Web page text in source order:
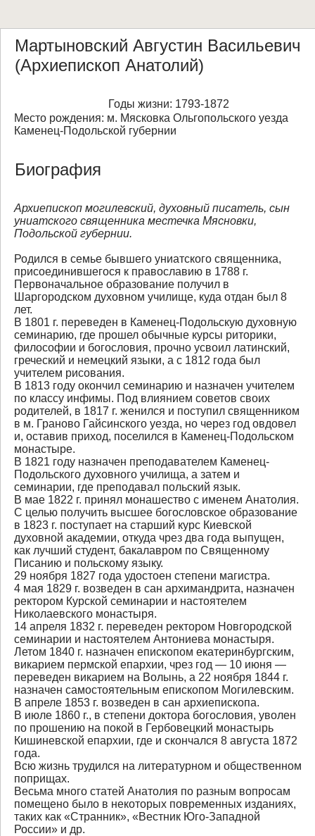
Мартыновский Августин Васильевич
(Архиепископ Анатолий)
Годы жизни: 1793-1872
Место рождения: м. Мясковка Ольгопольского уезда
Каменец-Подольской губернии
Биография
Архиепископ могилевский, духовный писатель, сын
униатского священника местечка Мясновки,
Подольской губернии.
Родился в семье бывшего униатского священника,
присоединившегося к православию в 1788 г.
Первоначальное образование получил в
Шаргородском духовном училище, куда отдан был 8
лет.
В 1801 г. переведен в Каменец-Подольскую духовную
семинарию, где прошел обычные курсы риторики,
философии и богословия, прочно усвоил латинский,
греческий и немецкий языки, а с 1812 года был
учителем рисования.
В 1813 году окончил семинарию и назначен учителем
по классу инфимы. Под влиянием советов своих
родителей, в 1817 г. женился и поступил священником
в м. Граново Гайсинского уезда, но через год овдовел
и, оставив приход, поселился в Каменец-Подольском
монастыре.
В 1821 году назначен преподавателем Каменец-
Подольского духовного училища, а затем и
семинарии, где преподавал польский язык.
В мае 1822 г. принял монашество с именем Анатолия.
С целью получить высшее богословское образование
в 1823 г. поступает на старший курс Киевской
духовной академии, откуда чрез два года выпущен,
как лучший студент, бакалавром по Священному
Писанию и польскому языку.
29 ноября 1827 года удостоен степени магистра.
4 мая 1829 г. возведен в сан архимандрита, назначен
ректором Курской семинарии и настоятелем
Николаевского монастыря.
14 апреля 1832 г. переведен ректором Новгородской
семинарии и настоятелем Антониева монастыря.
Летом 1840 г. назначен епископом екатеринбургским,
викарием пермской епархии, чрез год — 10 июня —
переведен викарием на Волынь, а 22 ноября 1844 г.
назначен самостоятельным епископом Могилевским.
В апреле 1853 г. возведен в сан архиепископа.
В июле 1860 г., в степени доктора богословия, уволен
по прошению на покой в Гербовецкий монастырь
Кишиневской епархии, где и скончался 8 августа 1872
года.
Всю жизнь трудился на литературном и общественном
поприщах.
Весьма много статей Анатолия по разным вопросам
помещено было в некоторых повременных изданиях,
таких как «Странник», «Вестник Юго-Западной
России» и др.